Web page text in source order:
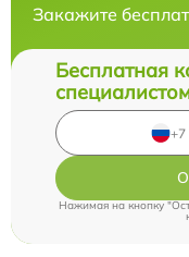
Закажите
Бесплатная
Нажимая на кнопку